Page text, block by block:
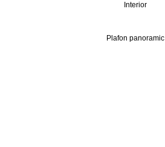
Interior
Plafon panoramic